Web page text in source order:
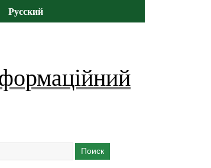
Русский